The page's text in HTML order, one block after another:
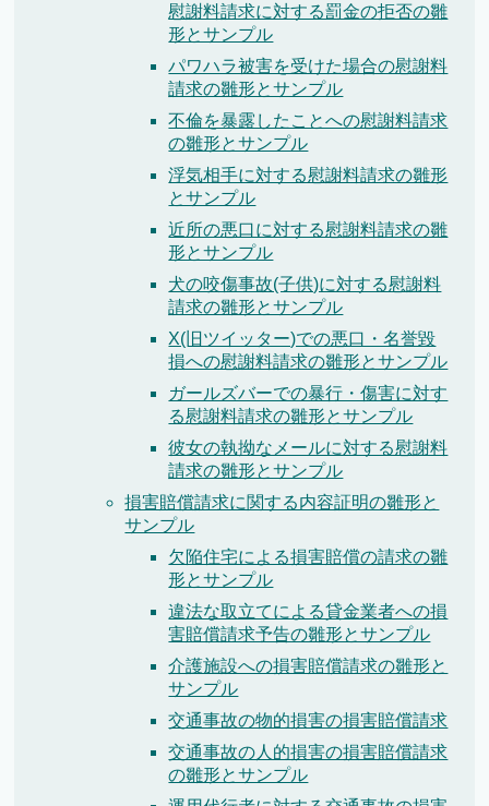
慰謝料請求に対する罰金の拒否の雛
形とサンプル
パワハラ被害を受けた場合の慰謝料
請求の雛形とサンプル
不倫を暴露したことへの慰謝料請求
の雛形とサンプル
浮気相手に対する慰謝料請求の雛形
とサンプル
近所の悪口に対する慰謝料請求の雛
形とサンプル
犬の咬傷事故(子供)に対する慰謝料
請求の雛形とサンプル
X(旧ツイッター)での悪口・名誉毀
損への慰謝料請求の雛形とサンプル
ガールズバーでの暴行・傷害に対す
る慰謝料請求の雛形とサンプル
彼女の執拗なメールに対する慰謝料
請求の雛形とサンプル
損害賠償請求に関する内容証明の雛形と
サンプル
欠陥住宅による損害賠償の請求の雛
形とサンプル
違法な取立てによる貸金業者への損
害賠償請求予告の雛形とサンプル
介護施設への損害賠償請求の雛形と
サンプル
交通事故の物的損害の損害賠償請求
交通事故の人的損害の損害賠償請求
の雛形とサンプル